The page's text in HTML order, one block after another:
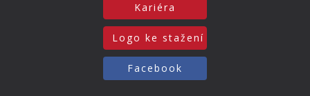
Kariéra
Logo ke stažení
Facebook